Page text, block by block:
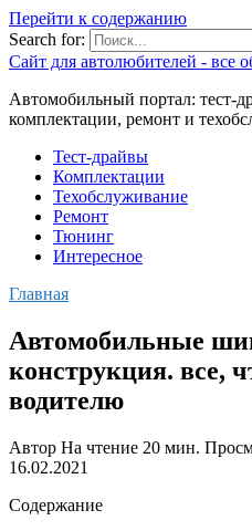
Перейти к содержанию
Search for:
Сайт для автолюбителей - все
Автомобильный портал: тест-
комплектации, ремонт и
Тест-драйвы
Комплектации
Техобслуживание
Ремонт
Тюнинг
Интересное
Главная
Автомобильные
конструкция. все,
водителю
Автор На чтение 20 мин.
16.02.2021
Содержание